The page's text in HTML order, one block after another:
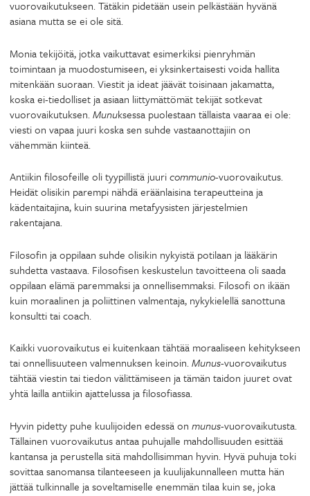
vuorovaikutukseen. Tätäkin pidetään usein pelkästään hyvänä
asiana mutta se ei ole sitä.
Monia tekijöitä, jotka vaikuttavat esimerkiksi pienryhmän
toimintaan ja muodostumiseen, ei yksinkertaisesti voida hallita
mitenkään suoraan. Viestit ja ideat jäävät toisinaan jakamatta,
koska ei-tiedolliset ja asiaan liittymättömät tekijät sotkevat
vuorovaikutuksen.Munuksessa puolestaan tällaista vaaraa ei ole:
viesti on vapaa juuri koska sen suhde vastaanottajiin on
vähemmän kiinteä.
Antiikin filosofeille oli tyypillistä juuricommunio-vuorovaikutus.
Heidät olisikin parempi nähdä eräänlaisina terapeutteina ja
kädentaitajina, kuin suurina metafyysisten järjestelmien
rakentajana.
Filosofin ja oppilaan suhde olisikin nykyistä potilaan ja lääkärin
suhdetta vastaava. Filosofisen keskustelun tavoitteena oli saada
oppilaan elämä paremmaksi ja onnellisemmaksi. Filosofi on ikään
kuin moraalinen ja poliittinen valmentaja, nykykielellä sanottuna
konsultti tai coach.
Kaikki vuorovaikutus ei kuitenkaan tähtää moraaliseen kehitykseen
tai onnellisuuteen valmennuksen keinoin.Munus-vuorovaikutus
tähtää viestin tai tiedon välittämiseen ja tämän taidon juuret ovat
yhtä lailla antiikin ajattelussa ja filosofiassa.
Hyvin pidetty puhe kuulijoiden edessä on munus-vuorovaikutusta.
Tällainen vuorovaikutus antaa puhujalle mahdollisuuden esittää
kantansa ja perustella sitä mahdollisimman hyvin. Hyvä puhuja toki
sovittaa sanomansa tilanteeseen ja kuulijakunnalleen mutta hän
jättää tulkinnalle ja soveltamiselle enemmän tilaa kuin se, joka